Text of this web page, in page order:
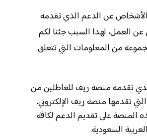
عن الدعم الذي تقدمه
العمل، لهذا السبب جئنا لكم
من المعلومات التي تتعلق
تقدمه منصة ريف للعاطلين من
تقدمها منصة ريف الإلكتروني.
على تقديم الدعم لكافة
السعودية.